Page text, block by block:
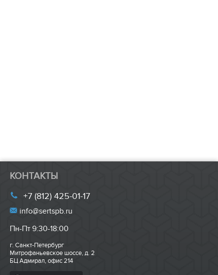
КОНТАКТЫ
+7 (812) 425-01-17
info@sertspb.ru
Пн-Пт 9:30-18:00
г. Санкт-Петербург
Митрофаньевское шоссе, д. 2
БЦ Адмирал, офис 214